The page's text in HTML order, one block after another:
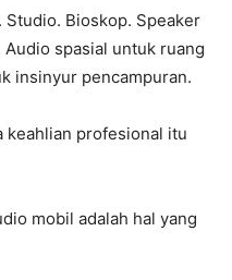
Studio. Bioskop. Speaker
spasial untuk ruang
insinyur pencampuran.
keahlian profesional itu
mobil adalah hal yang